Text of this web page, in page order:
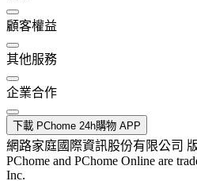
顧客權益
其他服務
企業合作
下載 PChome 24h購物 APP
網路家庭國際資訊股份有限公司
PChome and PChome Online are
Inc.